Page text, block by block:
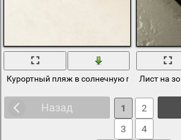
Курортный пляж в солнечную погодуЛист на
Назад 1
2
3
4